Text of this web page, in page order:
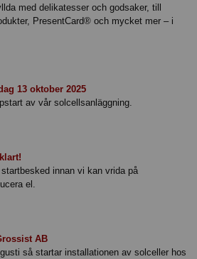
med delikatesser och godsaker, till
PresentCard® och mycket mer – i
13 oktober 2025
av vår solcellsanläggning.
innan vi kan vrida på
el.
AB
så startar installationen av solceller hos